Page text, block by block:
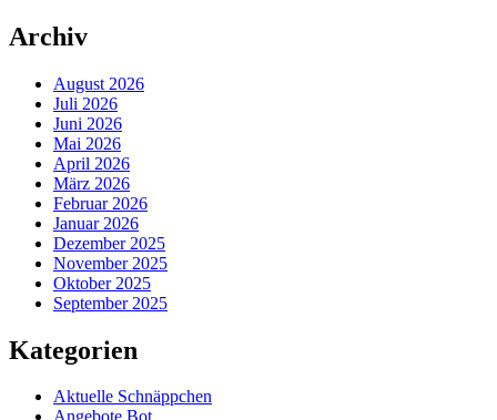
Archiv
August 2026
Juli 2026
Juni 2026
Mai 2026
April 2026
März 2026
Februar 2026
Januar 2026
Dezember 2025
November 2025
Oktober 2025
September 2025
Kategorien
Aktuelle Schnäppchen